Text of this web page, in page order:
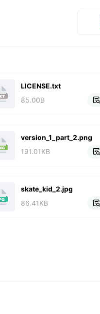
LICENSE.txt
85.00B

version_1_part_2.png
191.01KB

skate_kid_2.jpg
86.41KB
